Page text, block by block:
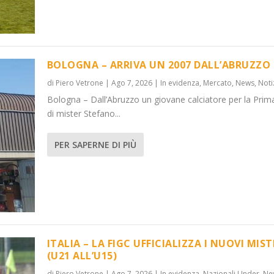
,Notizie
MISTER...
,News
BOLOGNA – ARRIVA UN 2007 DALL’ABRUZZO
di Piero Vetrone | Ago 7, 2026| In evidenza, Mercato, News,
Bologna – Dall’Abruzzo un giovane calciatore per la
di mister Stefano...
PER SAPERNE DI PIÙ
ITALIA – LA FIGC UFFICIALIZZA I NUOVI
(U21 ALL’U15)